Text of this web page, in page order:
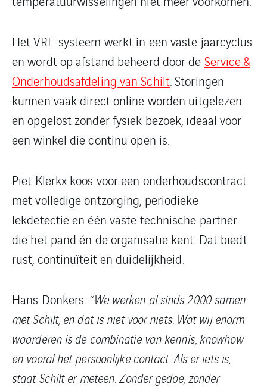
Het VRF-systeem werkt in een vaste jaarcyclus
en wordt op afstand beheerd door de Service &
Onderhoudsafdeling van Schilt. Storingen
kunnen vaak direct online worden uitgelezen
en opgelost zonder fysiek bezoek, ideaal voor
een winkel die continu open is.
Piet Klerkx koos voor een onderhoudscontract
met volledige ontzorging, periodieke
lekdetectie en één vaste technische partner
die het pand én de organisatie kent. Dat biedt
rust, continuïteit en duidelijkheid.
Hans Donkers: “We werken al sinds 2000 samen
met Schilt, en dat is niet voor niets. Wat wij enorm
waarderen is de combinatie van kennis, knowhow
en vooral het persoonlijke contact. Als er iets is,
staat Schilt er meteen. Zonder gedoe, zonder